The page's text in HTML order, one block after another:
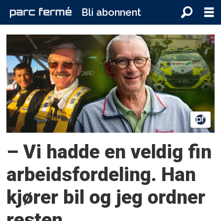
Bli abonnent
Tag:
valter
christian
jensen
– Vi hadde en veldig fin
arbeidsfordeling. Han
kjører bil og jeg ordner